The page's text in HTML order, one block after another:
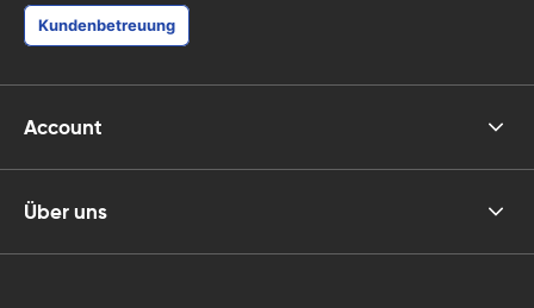
Kundenbetreuung
Account
Über uns